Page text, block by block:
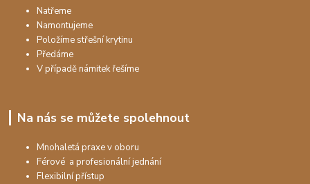
Natřeme
Namontujeme
Položíme střešní krytinu
Předáme
V případě námitek řešíme
Na nás se můžete spolehnout
Mnohaletá praxe v oboru
Férové a profesionální jednání
Flexibilní přístup